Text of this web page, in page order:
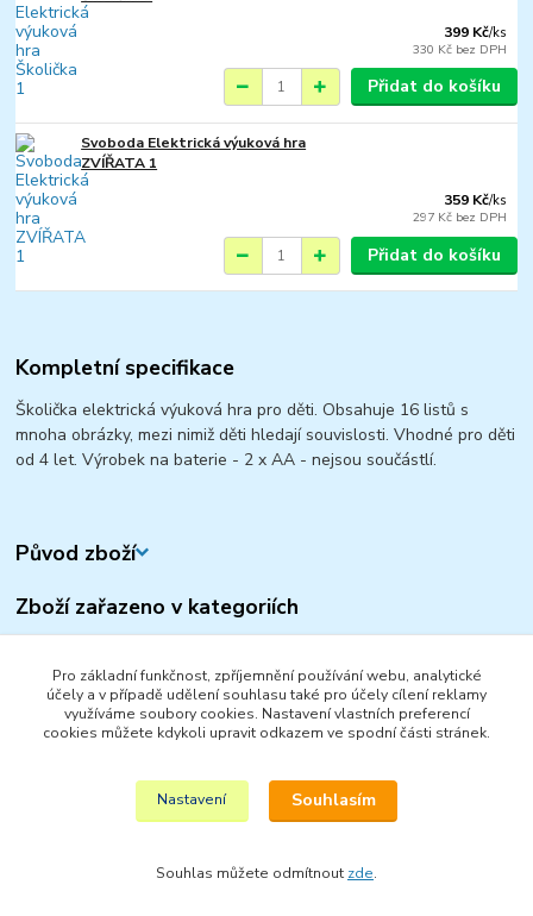
399 Kč/ks
330 Kč bez DPH
Přidat do košíku
Svoboda Elektrická výuková hra
ZVÍŘATA 1
359 Kč/ks
297 Kč bez DPH
Přidat do košíku
Kompletní specifikace
Školička elektrická výuková hra pro děti. Obsahuje 16 listů s
mnoha obrázky, mezi nimiž děti hledají souvislosti. Vhodné pro děti
od 4 let. Výrobek na baterie - 2 x AA - nejsou součástlí.
Původ zboží
Zboží zařazeno v kategoriích
HRY A HLAVOLAMY
STOLNÍ HRY
Pro základní funkčnost, zpříjemnění používání webu, analytické
účely a v případě udělení souhlasu také pro účely cílení reklamy
využíváme soubory cookies. Nastavení vlastních preferencí
cookies můžete kdykoli upravit odkazem ve spodní části stránek.
Nastavení Souhlasím
Souhlas můžete odmítnout zde.